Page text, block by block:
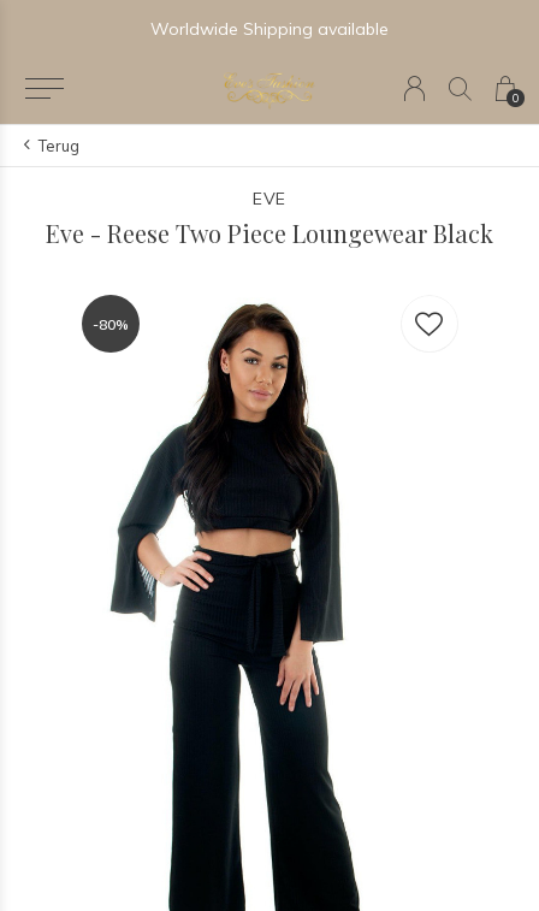
0
Worldwide Shipping available
Terug
EVE
Eve - Reese Two Piece Loungewear Black
-80%